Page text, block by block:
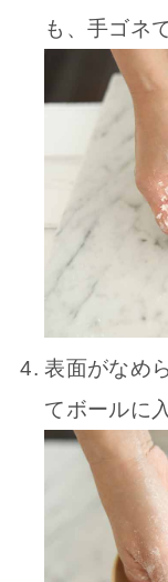
も、手ゴネ
表面がなめ
てボールに